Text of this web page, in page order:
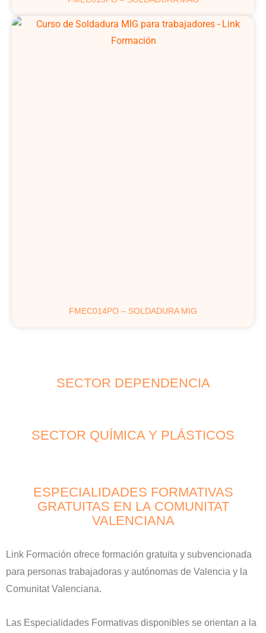
FMEC014PO – SOLDADURA MIG
SECTOR DEPENDENCIA
SECTOR QUÍMICA Y PLÁSTICOS
ESPECIALIDADES FORMATIVAS
GRATUITAS EN LA COMUNITAT
VALENCIANA
Link Formación ofrece formación gratuita y subvencionada
para personas trabajadoras y autónomas de Valencia y la
Comunitat Valenciana.
Las Especialidades Formativas disponibles se orientan a la